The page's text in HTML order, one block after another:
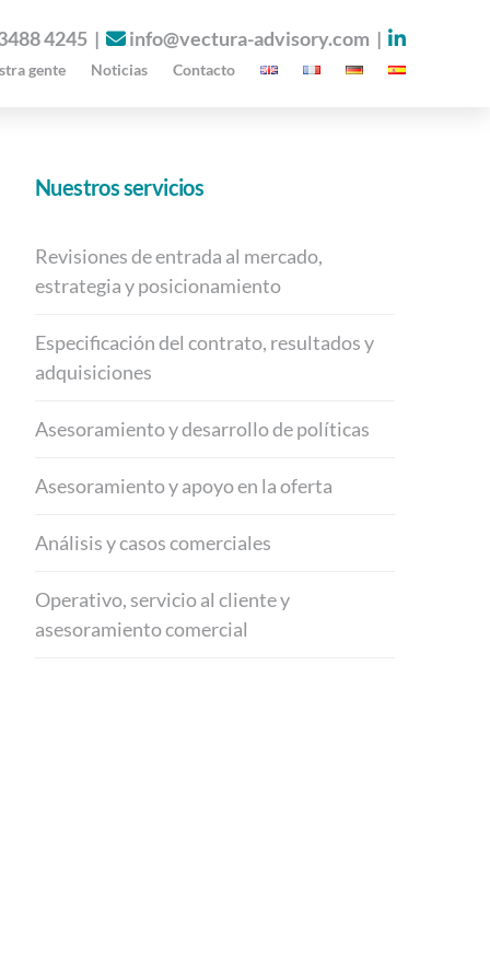
4245 | info@vectura-advisory.com |
gente Noticias Contacto
Nuestros servicios
Revisiones de entrada al mercado,
estrategia y posicionamiento
Especificación del contrato, resultados y
adquisiciones
Asesoramiento y desarrollo de políticas
Asesoramiento y apoyo en la oferta
Análisis y casos comerciales
Operativo, servicio al cliente y
asesoramiento comercial